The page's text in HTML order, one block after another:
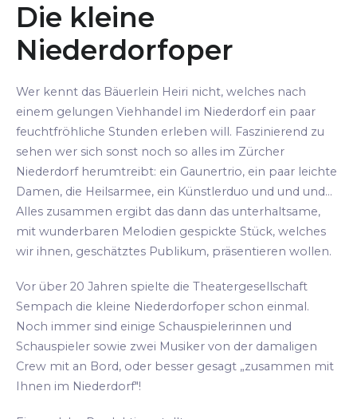
Die kleine
Niederdorfoper
Wer kennt das Bäuerlein Heiri nicht, welches nach
einem gelungen Viehhandel im Niederdorf ein paar
feuchtfröhliche Stunden erleben will. Faszinierend zu
sehen wer sich sonst noch so alles im Zürcher
Niederdorf herumtreibt: ein Gaunertrio, ein paar leichte
Damen, die Heilsarmee, ein Künstlerduo und und und...
Alles zusammen ergibt das dann das unterhaltsame,
mit wunderbaren Melodien gespickte Stück, welches
wir ihnen, geschätztes Publikum, präsentieren wollen.
Vor über 20 Jahren spielte die Theatergesellschaft
Sempach die kleine Niederdorfoper schon einmal.
Noch immer sind einige Schauspielerinnen und
Schauspieler sowie zwei Musiker von der damaligen
Crew mit an Bord, oder besser gesagt „zusammen mit
Ihnen im Niederdorf"!